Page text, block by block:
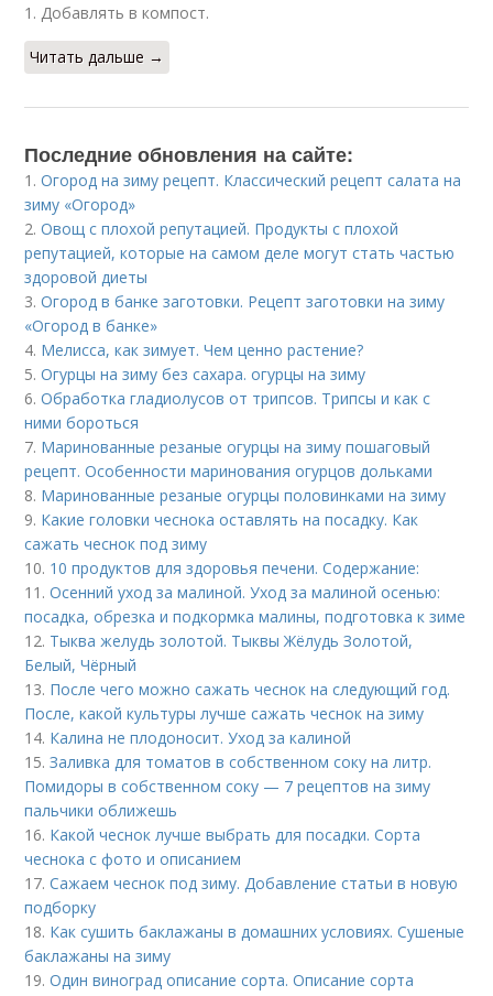
1. Добавлять в компост.
Читать дальше →
Последние обновления на сайте:
1.Огород на зиму рецепт. Классический рецепт салата на
зиму «Огород»
2.Овощ с плохой репутацией. Продукты с плохой
репутацией, которые на самом деле могут стать частью
здоровой диеты
3.Огород в банке заготовки. Рецепт заготовки на зиму
«Огород в банке»
4. Мелисса, как зимует. Чем ценно растение?
5.Огурцы на зиму без сахара. огурцы на зиму
6.Обработка гладиолусов от трипсов. Трипсы и как с
ними бороться
7. Маринованные резаные огурцы на зиму пошаговый
рецепт. Особенности маринования огурцов дольками
8. Маринованные резаные огурцы половинками на зиму
9. Какие головки чеснока оставлять на посадку. Как
сажать чеснок под зиму
10. 10 продуктов для здоровья печени. Содержание:
11.Осенний уход за малиной. Уход за малиной осенью:
посадка, обрезка и подкормка малины, подготовка к зиме
12. Тыква желудь золотой. Тыквы Жёлудь Золотой,
Белый, Чёрный
13. После чего можно сажать чеснок на следующий год.
После, какой культуры лучше сажать чеснок на зиму
14. Калина не плодоносит. Уход за калиной
15.Заливка для томатов в собственном соку на литр.
Помидоры в собственном соку — 7 рецептов на зиму
пальчики оближешь
16. Какой чеснок лучше выбрать для посадки. Сорта
чеснока с фото и описанием
17.Сажаем чеснок под зиму. Добавление статьи в новую
подборку
18. Как сушить баклажаны в домашних условиях. Сушеные
баклажаны на зиму
19.Один виноград описание сорта. Описание сорта